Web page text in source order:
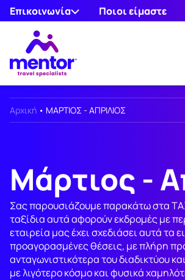
Επικοινωνία Ποιοι είμαστε
Αρχική • ΜΑΡΤΙΟΣ - ΑΠΡΙΛΙΟΣ
Μάρτιος -
Σας παρουσιάζουμε παρακάτω στα
ταξίδια αυτά αφορούν εκδρομές με
εταιρεία μας έχει σχεδιάσει αυτά
προαγορασμένες θέσεις, με πλήρη
ανταγωνιστικότερα του διαδικτύου
με λιγότερο κόσμο και φυσικά